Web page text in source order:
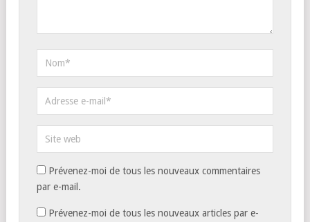
Prévenez-moi de tous les nouveaux commentaires
par e-mail.
Prévenez-moi de tous les nouveaux articles par e-